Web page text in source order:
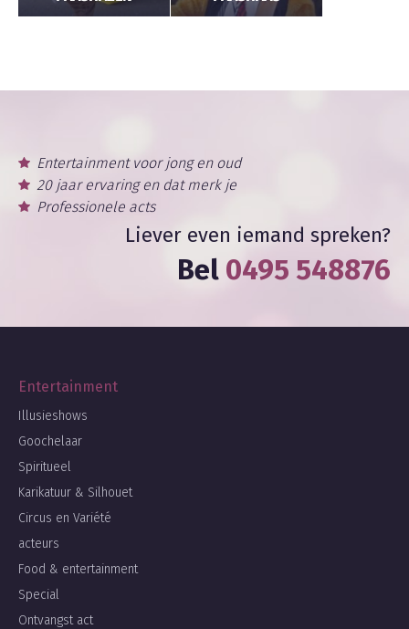
Entertainment voor jong en oud
20 jaar ervaring en dat merk je
Professionele acts
Liever even iemand spreken?
Bel 0495 548876
Entertainment
Illusieshows
Goochelaar
Spiritueel
Karikatuur & Silhouet
Circus en Variété
acteurs
Food & entertainment
Special
Ontvangst act